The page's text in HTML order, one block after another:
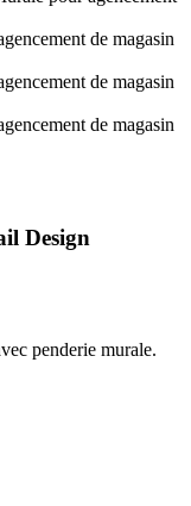
Design
penderie murale.